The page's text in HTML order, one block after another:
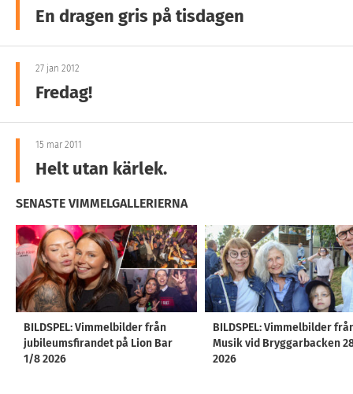
En dragen gris på tisdagen
27 jan 2012
Fredag!
15 mar 2011
Helt utan kärlek.
SENASTE VIMMELGALLERIERNA
BILDSPEL: Vimmelbilder från
jubileumsfirandet på Lion Bar
1/8 2026
BILDSPEL: Vimmelbilder
Musik vid Bryggarbacken
2026